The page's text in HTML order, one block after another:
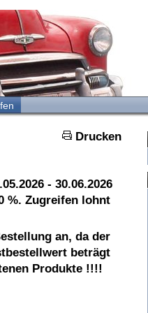
Drucken
- 30.06.2026
%. Zugreifen lohnt
an, da der
beträgt
Produkte !!!!